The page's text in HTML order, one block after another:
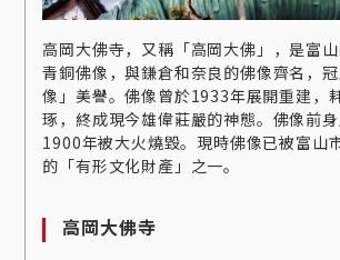
高岡大佛寺，又稱「高岡大佛」，是富
青銅佛像，與鎌倉和奈良的佛像齊名，
像」美譽。佛像曾於1933年展開重建，
琢，終成現今雄偉莊嚴的神態。佛像前
1900年被大火燒毀。現時佛像已被富山
的「有形文化財產」之一。
高岡大佛寺